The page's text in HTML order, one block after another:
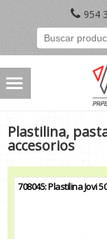
954
Plastilina,
accesorios
708045: Plastilina Jovi